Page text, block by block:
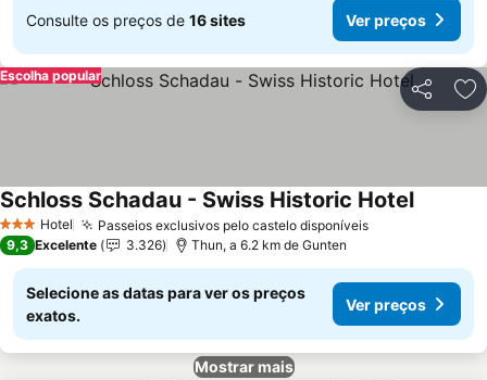
Consulte os preços de 16 sites Ver preços
Partilhar
Escolha popular
3 EstrelasHotel Passeios exclusivos pelo castelo disponíveis
Schloss Schadau - Swiss Historic Hotel
9,3 Excelente 3.326 Thun, a 6.2 km de Gunten
Selecione as datas para ver os preços
exatos.
Ver preços
Mostrar mais